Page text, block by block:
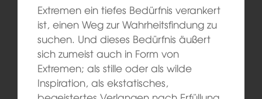
Extremen ein tiefes Bedürfnis verankert
ist, einen Weg zur Wahrheitsfindung zu
suchen. Und dieses Bedürfnis äußert
sich zumeist auch in Form von
Extremen; als stille oder als wilde
Inspiration, als ekstatisches,